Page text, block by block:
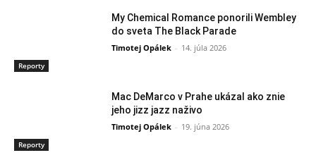
Reporty
My Chemical Romance ponorili Wembley
do sveta The Black Parade
Timotej Opálek - 14. júla 2026
Reporty
Mac DeMarco v Prahe ukázal ako znie
jeho jizz jazz naživo
Timotej Opálek - 19. júna 2026